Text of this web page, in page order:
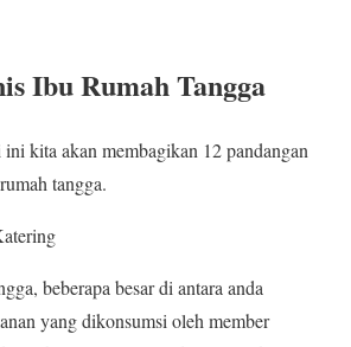
Ibu Rumah Tangga
kita akan membagikan 12 pandangan
tangga.
beberapa besar di antara anda
yang dikonsumsi oleh member